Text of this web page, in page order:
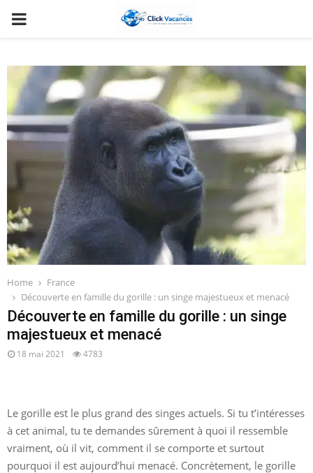
PRIMARY
Home
France
Découverte en famille du gorille : un singe majestueux et menacé
Découverte en famille du gorille : un singe
majestueux et menacé
18 mai 2021 4783
Le gorille est le plus grand des singes actuels. Si tu t’intéresses
à cet animal, tu te demandes sûrement à quoi il ressemble
vraiment, où il vit, comment il se comporte et surtout
pourquoi il est aujourd’hui menacé. Concrètement, le gorille